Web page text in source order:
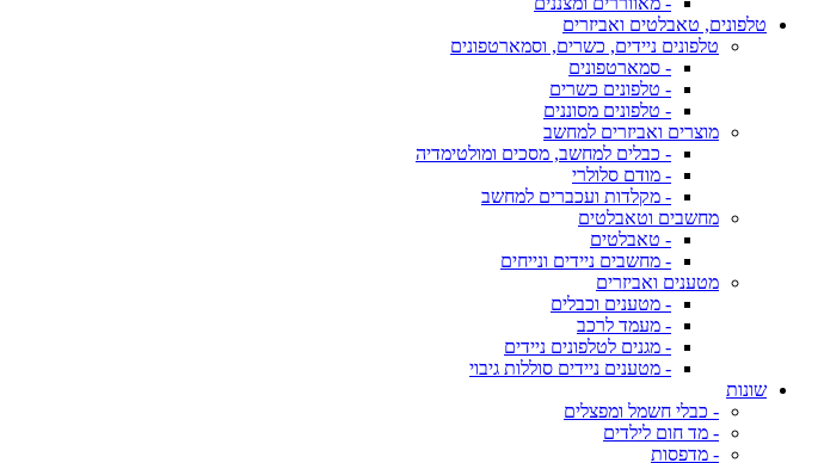
טלפונים, טאבלטים ואביזרים
טלפונים ניידים, כשרים, וסמארטפונים
- סמארטפונים
- טלפונים כשרים
- טלפונים מסוננים
מוצרים ואביזרים למחשב
- כבלים למחשב, מסכים ומולטימדיה
- מודם סלולרי
- מקלדות ועכברים למחשב
מחשבים וטאבלטים
- טאבלטים
- מחשבים ניידים ונייחים
מטענים ואביזרים
- מטענים וכבלים
- מעמד לרכב
- מגנים לטלפונים ניידים
- מטענים ניידים סוללות גיבוי
שונות
- כבלי חשמל ומפצלים
- מד חום לילדים
- מדפסות